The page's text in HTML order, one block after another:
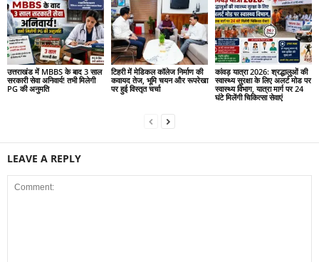
उत्तराखंड में MBBS के बाद 3 साल
सरकारी सेवा अनिवार्य! तभी मिलेगी
PG की अनुमति
टिहरी में मेडिकल कॉलेज निर्माण की
कवायद तेज, भूमि चयन और रूपरेखा
पर हुई विस्तृत चर्चा
कांवड़ यात्रा 2026: श्रद्धालुओं की
स्वास्थ्य सुरक्षा के लिए अलर्ट मोड पर
स्वास्थ्य विभाग, यात्रा मार्ग पर 24
घंटे मिलेंगी चिकित्सा सेवाएं
LEAVE A REPLY